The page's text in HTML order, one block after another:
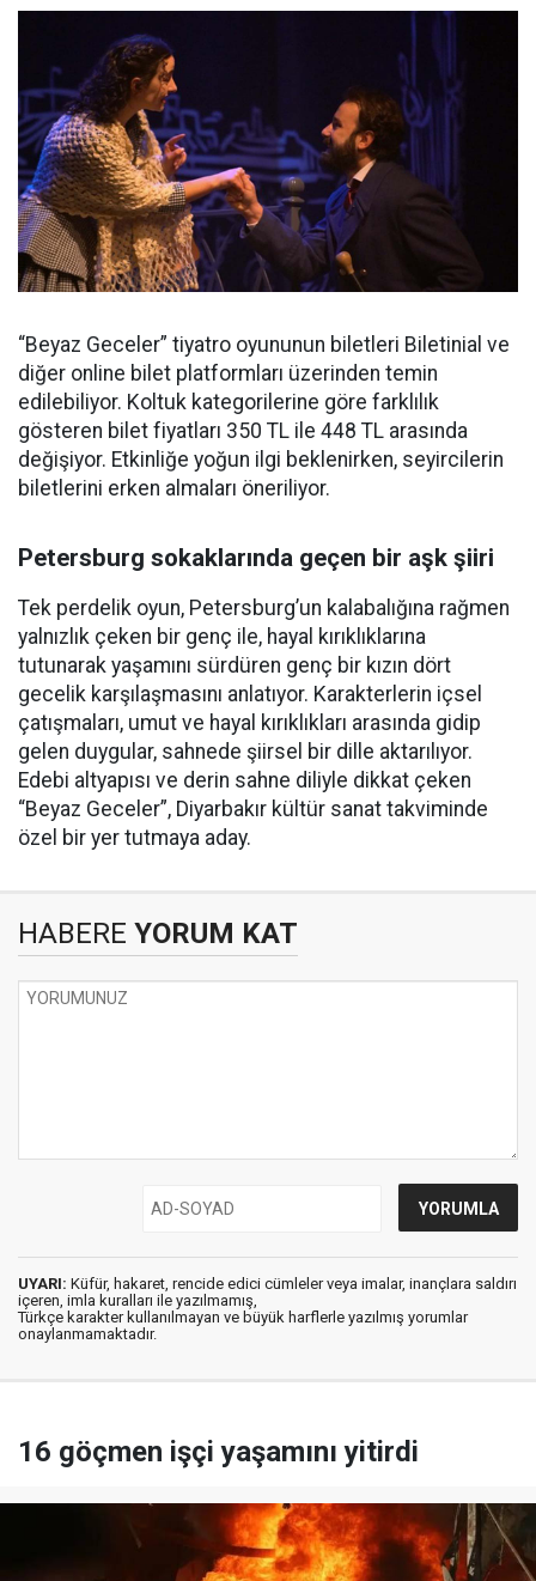
“Beyaz Geceler” tiyatro oyununun biletleri Biletinial ve
diğer online bilet platformları üzerinden temin
edilebiliyor. Koltuk kategorilerine göre farklılık
gösteren bilet fiyatları 350 TL ile 448 TL arasında
değişiyor. Etkinliğe yoğun ilgi beklenirken, seyircilerin
biletlerini erken almaları öneriliyor.
Petersburg sokaklarında geçen bir aşk şiiri
Tek perdelik oyun, Petersburg’un kalabalığına rağmen
yalnızlık çeken bir genç ile, hayal kırıklıklarına
tutunarak yaşamını sürdüren genç bir kızın dört
gecelik karşılaşmasını anlatıyor. Karakterlerin içsel
çatışmaları, umut ve hayal kırıklıkları arasında gidip
gelen duygular, sahnede şiirsel bir dille aktarılıyor.
Edebi altyapısı ve derin sahne diliyle dikkat çeken
“Beyaz Geceler”, Diyarbakır kültür sanat takviminde
özel bir yer tutmaya aday.
HABERE YORUM KAT
UYARI: Küfür, hakaret, rencide edici cümleler veya imalar, inançlara saldırı
içeren, imla kuralları ile yazılmamış,
Türkçe karakter kullanılmayan ve büyük harflerle yazılmış yorumlar
onaylanmamaktadır.
16 göçmen işçi yaşamını yitirdi